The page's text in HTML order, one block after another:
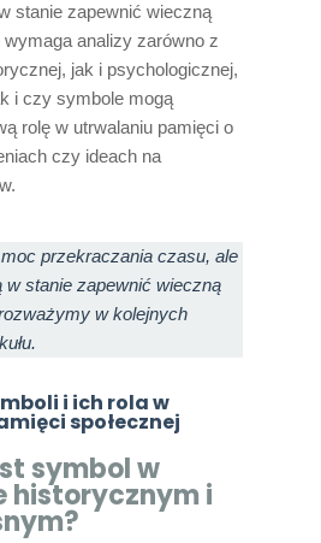
stanie zapewnić wieczną
wymaga analizy zarówno z
jak i psychologicznej,
i czy symbole mogą
rolę w utrwalaniu pamięci o
czy ideach na
przekraczania czasu, ale
stanie zapewnić wieczną
w kolejnych
i ich rola w
społecznej
symbol w
historycznym i